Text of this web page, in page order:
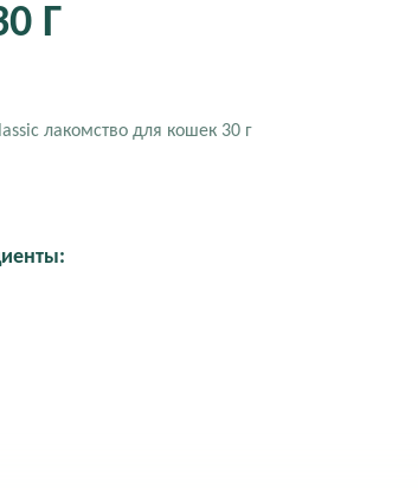
Г
лакомство для кошек 30 г